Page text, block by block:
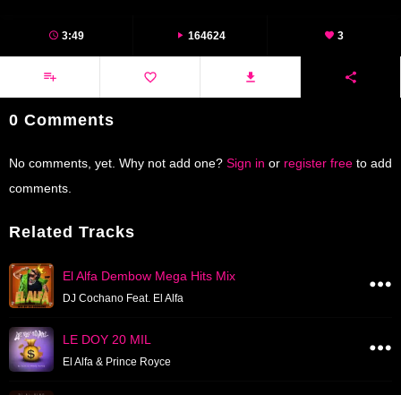
3:49 164624 3
0 Comments
No comments, yet. Why not add one? Sign in or register free to add
comments.
Related Tracks
El Alfa Dembow Mega Hits Mix
DJ Cochano Feat. El Alfa
LE DOY 20 MIL
El Alfa & Prince Royce